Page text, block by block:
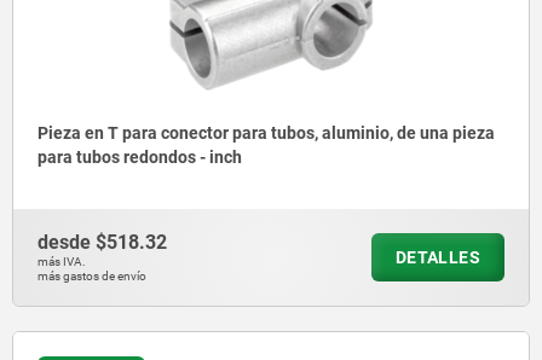
Pieza en T para conector para tubos, aluminio, de una pieza
para tubos redondos - inch
desde $518.32
más IVA.
más gastos de envío
DETALLES